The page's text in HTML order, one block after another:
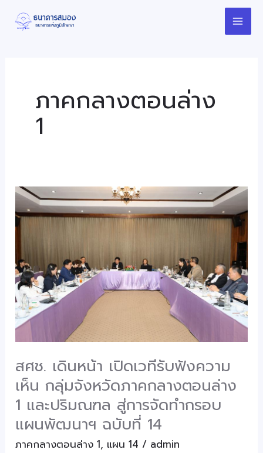
Main
ภาคกลางตอนล่าง
1
สศช. เดินหน้า เปิดเวทีรับฟังความ
เห็น กลุ่มจังหวัดภาคกลางตอนล่าง
1 และปริมณฑล สู่การจัดทำกรอบ
แผนพัฒนาฯ ฉบับที่ 14
ภาคกลางตอนล่าง 1, แผน 14 / admin
สศช.
เดิน
หน้า
เปิด
เวที
รับ
ฟัง
ความ
เห็น
กลุ่ม
จังหวัด
ภาค
กลาง
ตอน
ล่าง
1